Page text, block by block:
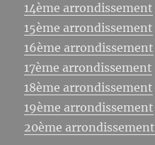
14ème arrondissement
15ème arrondissement
16ème arrondissement
17ème arrondissement
18ème arrondissement
19ème arrondissement
20ème arrondissement